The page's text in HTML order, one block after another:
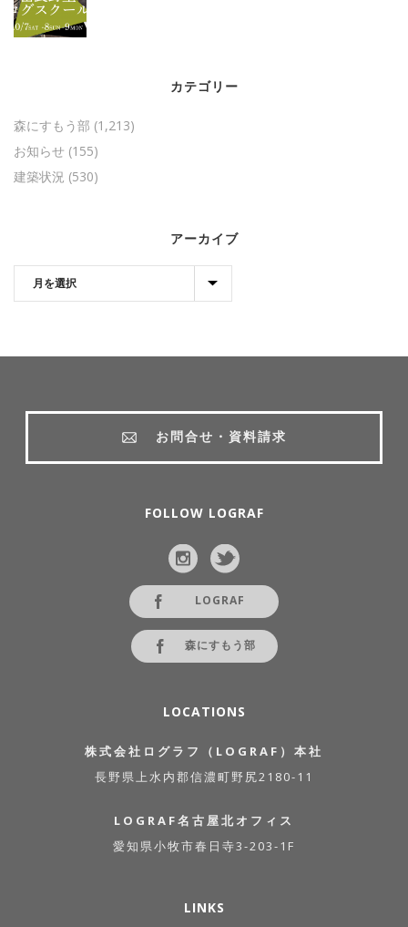
カテゴリー
森にすもう部 (1,213)
お知らせ (155)
建築状況 (530)
アーカイブ
お問合せ・資料請求
FOLLOW LOGRAF
LOGRAF
森にすもう部
LOCATIONS
株式会社ログラフ（LOGRAF）本社
長野県上水内郡信濃町野尻2180-11
LOGRAF名古屋北オフィス
愛知県小牧市春日寺3-203-1F
LINKS